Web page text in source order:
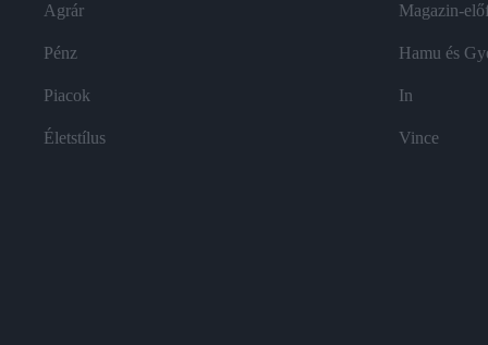
Agrár
Pénz
Piacok
Életstílus
Magazin-
Hamu és
In
Vince